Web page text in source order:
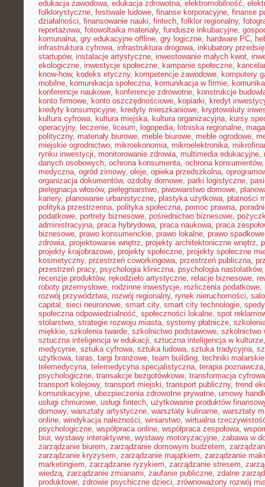
edukacja zawodowa, edukacja zdrowotna, elektromobilność,
folklorystyczne, festiwale ludowe, finanse korporacyjne, finanse
działalności, finansowanie nauki, fintech, folklor regionalny,
reportażowa, fotowoltaika materiały, fundusze inkubacyjne,
komunalna, gry edukacyjne offline, gry logiczne, hardware PC,
infrastruktura cyfrowa, infrastruktura drogowa, inkubatory
startupów, instalacje artystyczne, inwestowanie małych kwot,
ekologiczne, inwestycje społeczne, kampanie społeczne,
know-how, kodeks etyczny, kompetencje zawodowe, komputery
mobilne, komunikacja społeczna, komunikacja w firmie,
konferencje naukowe, konferencje zdrowotne, konstrukcje
konto firmowe, konto oszczędnościowe, kopiarki, kredyt
kredyty konsumpcyjne, kredyty mieszkaniowe, kryptowaluty
kultura cyfrowa, kultura miejska, kultura organizacyjna, kursy
operacyjny, leczenie, liceum, logopedia, lotniska regionalne,
polityczny, materiały biurowe, meble biurowe, meble ogrodowe,
miejskie ogrodnictwo, mikroekonomia, mikroelektronika,
rynku inwestycji, monitorowanie zdrowia, multimedia edukacyjne,
danych osobowych, ochrona konsumenta, ochrona konsumentów
medyczna, ogród zimowy, oleje, opieka przedszkolna,
organizacja dokumentów, ozdoby domowe, parki logistyczne,
pielęgnacja włosów, pielęgniarstwo, piwowarstwo domowe,
kariery, planowanie urbanistyczne, plastyka użytkowa, płatności
polityka przestrzenna, polityka społeczna, pomoc prawna,
podatkowe, portrety biznesowe, pośrednictwo biznesowe,
administracyjna, praca hybrydowa, praca naukowa, praca
biznesowe, prawo konsumenckie, prawo lokalne, prawo spadkowe
zdrowia, projektowanie wnętrz, projekty architektoniczne wnętrz,
projekty krajobrazowe, projekty społeczne, projekty społeczne
kosmetyczny, przestrzeń coworkingowa, przestrzeń publiczna,
przestrzeń pracy, psychologia kliniczna, psychologia nastolatków
recenzje produktów, rękodzieło artystyczne, relacje biznesowe,
roboty przemysłowe, rodzinne inwestycje, rozliczenia podatkowe,
rozwój przywództwa, rozwój regionalny, rynek nieruchomości,
capital , sieci neuronowe, smart city, smart city technologie,
społeczna odpowiedzialność, społeczności lokalne, spot
stolarstwo, strategie rozwoju miasta, systemy płatnicze,
miękkie, szkolenia twarde, szkolnictwo podstawowe, szkolnictwo
sztuczna inteligencja w edukacji, sztuczna inteligencja w kulturze
medycynie, sztuka cyfrowa, sztuka ludowa, sztuka tradycyjna,
użytkowa, taras, targi branżowe, team building, techniki malarskie
telemedycyna, telemedycyna specjalistyczna, terapia poznawcza
psychologiczne, transakcje bezgotówkowe, transformacja cyfrowa
transport kolejowy, transport miejski, transport publiczny, trend
komunikacyjne, ubezpieczenia zdrowotne prywatne, umowy
usługi chmurowe, usługi fintech, użytkowanie produktów
domowy, warsztaty artystyczne, warsztaty kulinarne, warsztaty
online, windykacja należności, winiarstwo, wirtualna
psychologiczne, współpraca online, współpraca zespołowa,
biur, wystawy interaktywne, wystawy motoryzacyjne, zabawa w
zarządzanie biurem, zarządzanie domowym budżetem,
zarządzanie kryzysem, zarządzanie majątkiem, zarządzanie
marketingiem, zarządzanie ryzykiem, zarządzanie stresem,
wiedzą, zarządzanie zmianami, zaufanie publiczne, zdalne
produktowe, zdrowie psychiczne dzieci, zrównoważony rozwój